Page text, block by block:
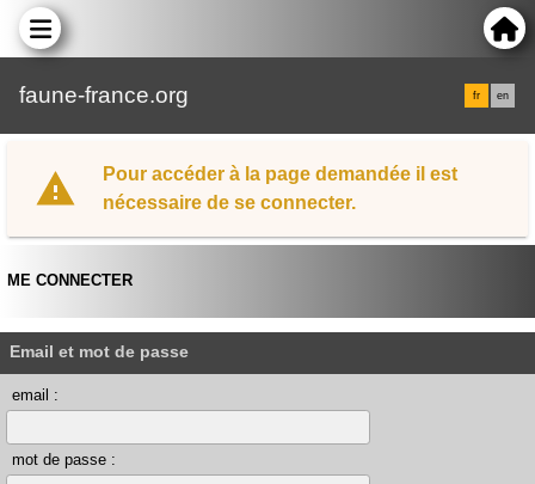
faune-france.org fr en
Pour accéder à la page demandée il est
nécessaire de se connecter.
ME CONNECTER
Email et mot de passe
email :
mot de passe :